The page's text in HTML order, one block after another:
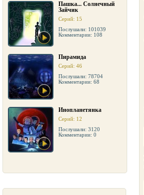
Пашка... Солнечный
Зайчик
Серий: 15
Послушали: 101039
Комментарии: 108
Пирамида
Серий: 46
Послушали: 78704
Комментарии: 68
Инопланетянка
Серий: 12
Послушали: 3120
Комментарии: 0